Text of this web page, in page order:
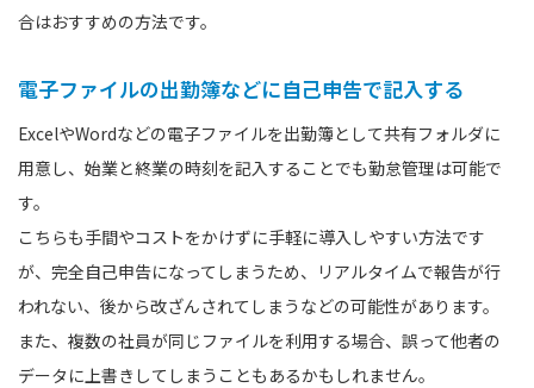
合はおすすめの方法です。
電子ファイルの出勤簿などに自己申告で記入する
ExcelやWordなどの電子ファイルを出勤簿として共有フォルダに
用意し、始業と終業の時刻を記入することでも勤怠管理は可能で
す。
こちらも手間やコストをかけずに手軽に導入しやすい方法です
が、完全自己申告になってしまうため、リアルタイムで報告が行
われない、後から改ざんされてしまうなどの可能性があります。
また、複数の社員が同じファイルを利用する場合、誤って他者の
データに上書きしてしまうこともあるかもしれません。